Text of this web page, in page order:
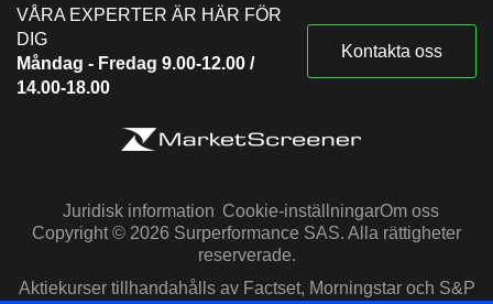
VÅRA EXPERTER ÄR HÄR FÖR
DIG
Måndag - Fredag 9.00-12.00 /
14.00-18.00
Kontakta oss
Juridisk information Cookie-inställningarOm oss
Copyright © 2026 Surperformance SAS. Alla rättigheter
reserverade.
Aktiekurser tillhandahålls av Factset, Morningstar och S&P